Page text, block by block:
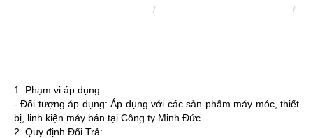
/
/
1. Phạm vi áp dụng
- Đối tượng áp dụng: Áp dụng với các sản phẩm máy móc, thiết
bị, linh kiện máy bán tại Công ty Minh Đức
2. Quy định Đổi Trả: